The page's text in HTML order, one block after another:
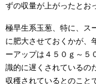
ずの収量が上がったとお
極早生系玉葱、特に、ス
に肥大させておくかが、
ーアップは４５０ｇ～５
識的に遅くされているの
収穫されているとのこと